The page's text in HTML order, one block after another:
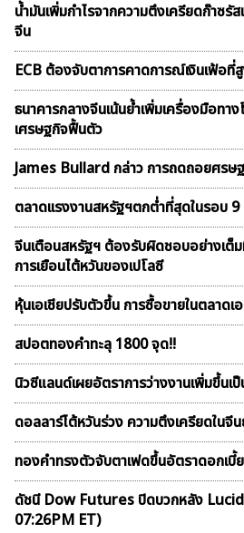
น้ำมันเพิ่มกำไรจากความตึงเครียดก๊าซรั
จีน
ECB ต้องจับตาการคาดการณ์เงินเฟ้อที่
ธนาคารกลางจีนเน้นย้ำเพิ่มเครื่องมือทา
เศรษฐกิจฟื้นตัว
James Bullard กล่าว การถดถอยศรษ
ตลาดเเรงงานสหรัฐฯตกต่ำที่สุดในรอบ 9
จีนเตือนสหรัฐฯ ต้องรับผิดชอบอย่างเต็
การเยือนไต้หวันของเปโลซี
หุ้นเอเชียปรับตัวขึ้น การซื้อขายในตลาดเ
สปอตทองคำทะลุ 1800 จุด!!
นิวซีแลนด์เผยอัตราการว่างงานเพิ่มขึ้นเ
ดอลลาร์ไต้หวันร่วง ความตึงเครียดในจี
ทองคำทรงตัวจับตาเฟดขึ้นอัตราดอกเบี้ย
ดัชนี Dow Futures ปิดบวกหลัง
07:26PM ET)